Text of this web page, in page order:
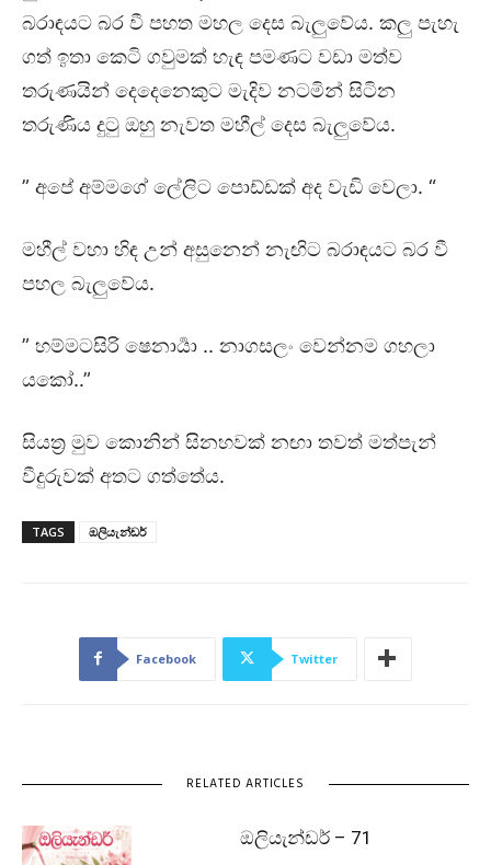
බරාඳයට බර වී පහත මහල දෙස බැලුවේය. කලු පැහැ
ගත් ඉතා කෙටි ගවුමක් හැඳ පමණට වඩා මත්ව
තරුණයින් දෙදෙනෙකුට මැදිව නටමින් සිටින
තරුණිය දුටු ඔහු නැවත මහීල් දෙස බැලුවේය.
” අපේ අම්මගේ ලේලිට පොඩ්ඩක් අද වැඩි වෙලා. “
මහීල් වහා හිඳ උන් අසුනෙන් නැඟිට බරාඳයට බර වී
පහල බැලුවේය.
” හම්මටසිරි ෂෙනාර්‍යා .. නාගසලං වෙන්නම ගහලා
යකෝ..”
සියත්‍ර මුව කොනින් සිනහවක් නඟා තවත් මත්පැන්
වීදුරුවක් අතට ගත්තේය.
TAGS ඔලියැන්ඩර්
Facebook Twitter
RELATED ARTICLES
ඔලියැන්ඩර් – 71